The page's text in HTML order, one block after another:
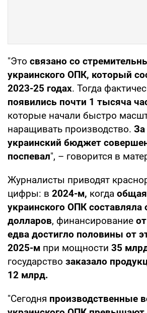
"Это связано со
украинского ОПК, который
2023-25 годах. Тогда
появились почти 1 тысяча
которые начали быстро
наращивать производство.
украинский бюджет
поспевал", – говорится в
Журналисты приводят
цифры: в 2024-м, когда
украинского ОПК
долларов, финансирование
едва достигло половины от
2025-м при мощности 35
государство заказало
12 млрд.
"Сегодня производственные